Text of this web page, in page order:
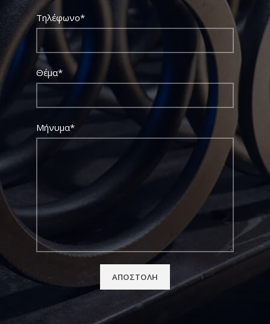
Τηλέφωνο*
Θέμα*
Μήνυμα*